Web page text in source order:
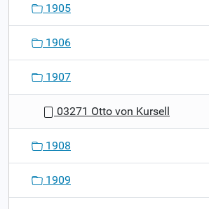
1905
1906
1907
03271 Otto von Kursell
1908
1909